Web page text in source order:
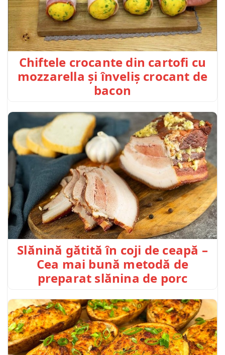
Chiftele crocante din cartofi cu
mozzarella și înveliș crocant de
bacon
Slănină gătită în coji de ceapă –
Cea mai bună metodă de
preparat slănina de porc